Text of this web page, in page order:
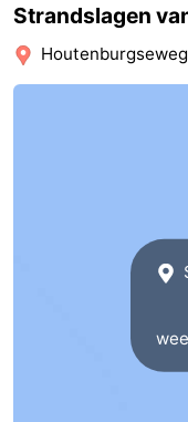
Oranjezon
Oostkapelle
-
Natuur
-
Strandslagen